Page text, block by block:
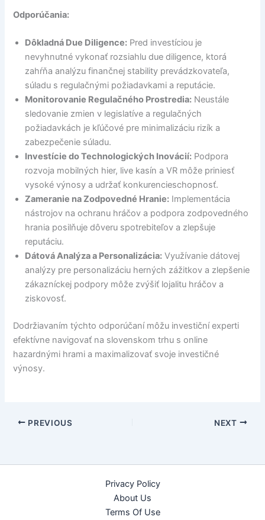
Odporúčania:
Dôkladná Due Diligence: Pred investíciou je
nevyhnutné vykonať rozsiahlu due diligence, ktorá
zahŕňa analýzu finančnej stability prevádzkovateľa,
súladu s regulačnými požiadavkami a reputácie.
Monitorovanie Regulačného Prostredia: Neustále
sledovanie zmien v legislatíve a regulačných
požiadavkách je kľúčové pre minimalizáciu rizík a
zabezpečenie súladu.
Investície do Technologických Inovácií: Podpora
rozvoja mobilných hier, live kasín a VR môže priniesť
vysoké výnosy a udržať konkurencieschopnosť.
Zameranie na Zodpovedné Hranie: Implementácia
nástrojov na ochranu hráčov a podpora zodpovedného
hrania posilňuje dôveru spotrebiteľov a zlepšuje
reputáciu.
Dátová Analýza a Personalizácia: Využívanie dátovej
analýzy pre personalizáciu herných zážitkov a zlepšenie
zákazníckej podpory môže zvýšiť lojalitu hráčov a
ziskovosť.
Dodržiavaním týchto odporúčaní môžu investiční experti
efektívne navigovať na slovenskom trhu s online
hazardnými hrami a maximalizovať svoje investičné
výnosy.
PREVIOUS NEXT
Privacy Policy
About Us
Terms Of Use